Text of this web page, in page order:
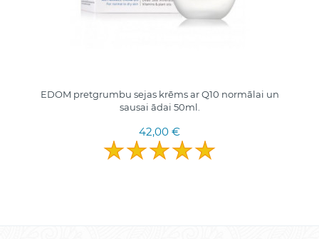
EDOM pretgrumbu sejas krēms ar Q10 normālai un
sausai ādai 50ml.
42,00 €